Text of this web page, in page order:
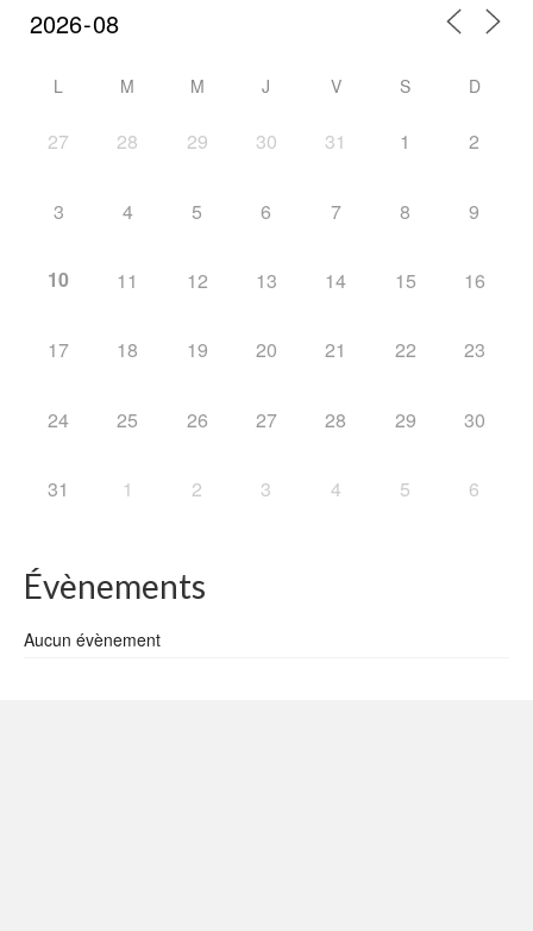
L M M J V S D
27 28 29 30 31 1 2
3 4 5 6 7 8 9
10 11 12 13 14 15 16
17 18 19 20 21 22 23
24 25 26 27 28 29 30
31 1 2 3 4 5 6
Évènements
Aucun évènement